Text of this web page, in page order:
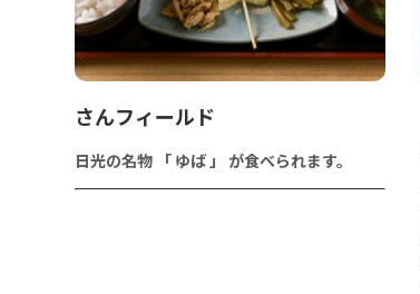
さんフィールド
日光の名物 「 ゆば 」 が食べられます。